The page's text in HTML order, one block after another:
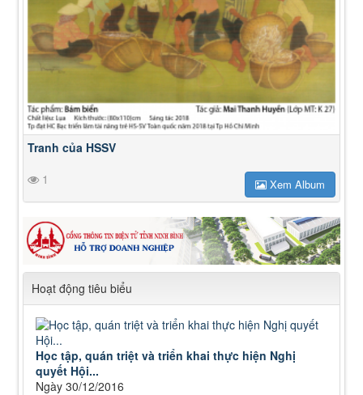
Tranh của HSSV
1
Xem Album
Hoạt động tiêu biểu
Học tập, quán triệt và triển khai thực hiện Nghị
quyết Hội...
Ngày 30/12/2016